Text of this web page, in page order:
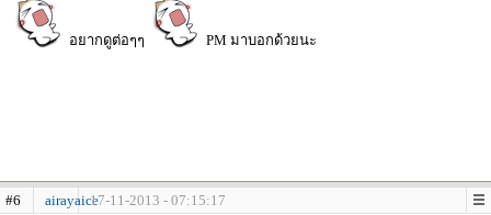
อยากดูต่อๆๆ PM มาบอกด้วยนะ
#6 airayaice17-11-2013 - 07:15:17